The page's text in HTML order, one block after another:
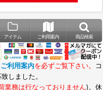
アイテム ご利用案内 商品検索
ご利用案内を必ずご覧下さい。
コ
しました。
業務は行なっておりません)。休